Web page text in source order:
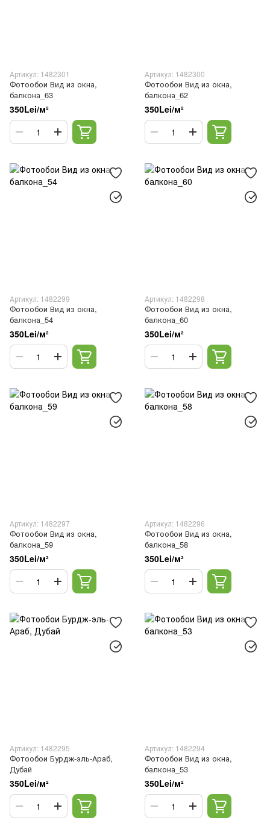
Артикул: 1482301
Фотообои Вид из окна,
балкона_63
350Lei/м²
Артикул: 1482300
Фотообои Вид из окна,
балкона_62
350Lei/м²
Артикул: 1482299
Фотообои Вид из окна,
балкона_54
350Lei/м²
Артикул: 1482298
Фотообои Вид из окна,
балкона_60
350Lei/м²
Артикул: 1482297
Фотообои Вид из окна,
балкона_59
350Lei/м²
Артикул: 1482296
Фотообои Вид из окна,
балкона_58
350Lei/м²
Артикул: 1482295
Фотообои Бурдж-эль-Араб,
Дубай
350Lei/м²
Артикул: 1482294
Фотообои Вид из окна,
балкона_53
350Lei/м²